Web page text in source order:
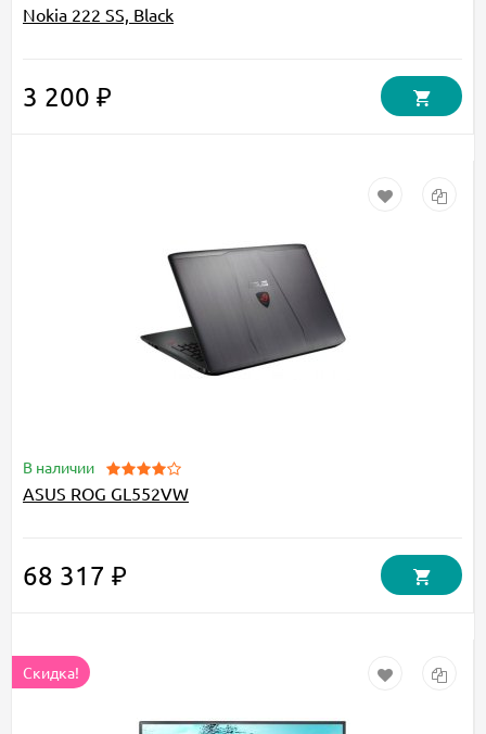
Nokia 222 SS, Black
3 200 ₽
В наличии
ASUS ROG GL552VW
68 317 ₽
Скидка!